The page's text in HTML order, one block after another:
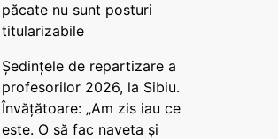
păcate nu sunt posturi
titularizabile
Ședințele de repartizare a
profesorilor 2026, la Sibiu.
Învățătoare: „Am zis iau ce
este. O să fac naveta și